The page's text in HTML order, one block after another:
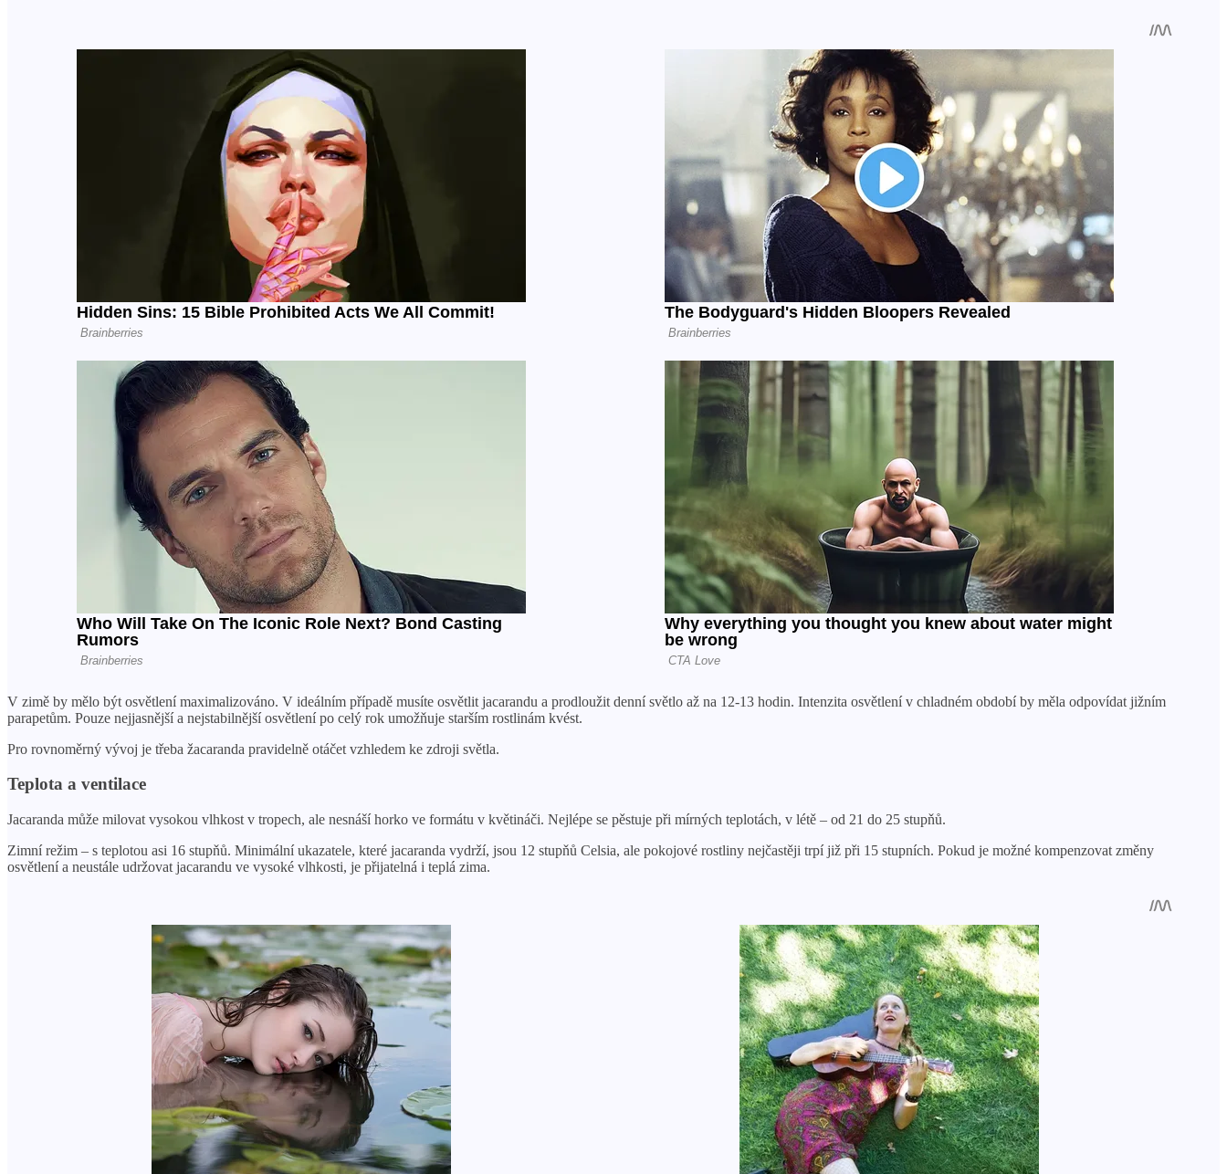
V zimě by mělo být osvětlení maximalizováno. V ideálním případě musíte osvětlit jacarandu a prodloužit denní světlo až na 12-13 hodin. Intenzita osvětlení v chladném období by měla odpovídat jižním
parapetům. Pouze nejjasnější a nejstabilnější osvětlení po celý rok umožňuje starším rostlinám kvést.
Pro rovnoměrný vývoj je třeba žacaranda pravidelně otáčet vzhledem ke zdroji světla.
Teplota a ventilace
Jacaranda může milovat vysokou vlhkost v tropech, ale nesnáší horko ve formátu v květináči. Nejlépe se pěstuje při mírných teplotách, v létě – od 21 do 25 stupňů.
Zimní režim – s teplotou asi 16 stupňů. Minimální ukazatele, které jacaranda vydrží, jsou 12 stupňů Celsia, ale pokojové rostliny nejčastěji trpí již při 15 stupních. Pokud je možné kompenzovat změny
osvětlení a neustále udržovat jacarandu ve vysoké vlhkosti, je přijatelná i teplá zima.